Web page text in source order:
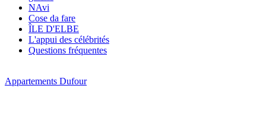
NAvi
Cose da fare
ÎLE D'ELBE
L'appui des célébrités
Questions fréquentes
Appartements Dufour